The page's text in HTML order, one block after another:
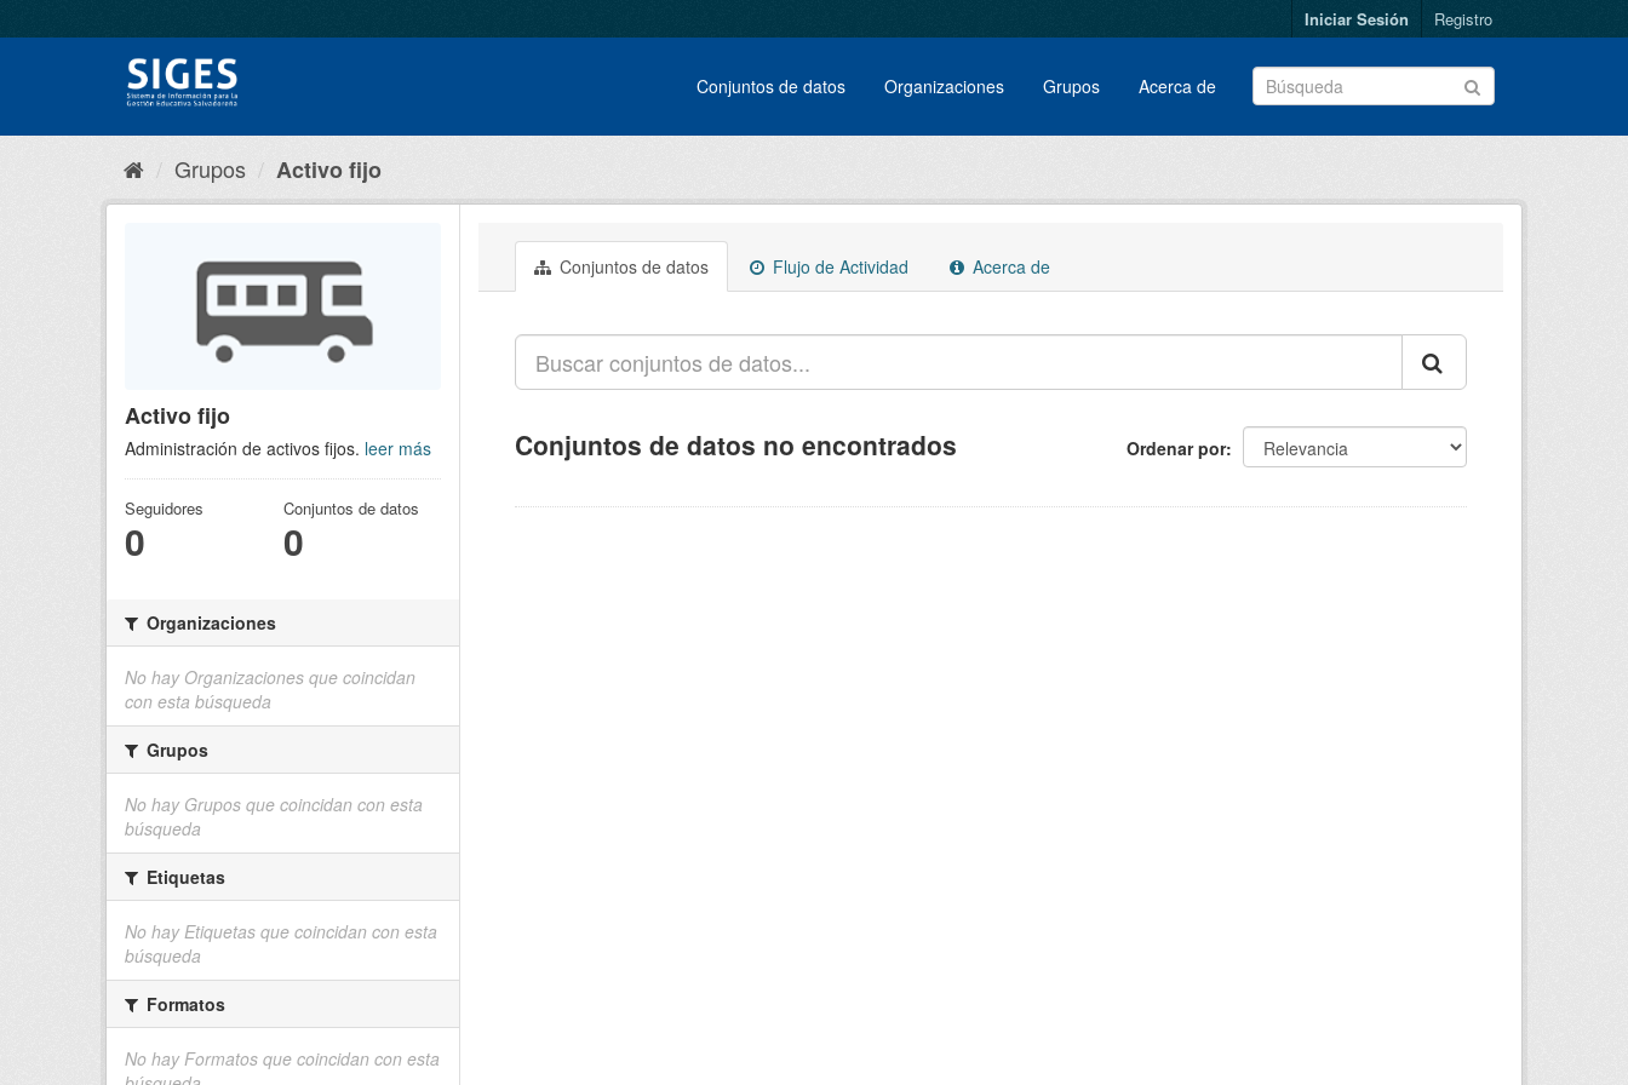
Iniciar Sesión Registro
Conjuntos de datos Organizaciones Grupos Acerca de
Grupos Activo fijo
Activo fijo
Administración de activos fijos. leer más
Seguidores
0
Conjuntos de datos
0
Organizaciones
No hay Organizaciones que coincidan
con esta búsqueda
Grupos
No hay Grupos que coincidan con esta
búsqueda
Etiquetas
No hay Etiquetas que coincidan con esta
búsqueda
Formatos
No hay Formatos que coincidan con esta
Conjuntos de datos Flujo de Actividad Acerca de
Ordenar por
Conjuntos de datos no encontrados